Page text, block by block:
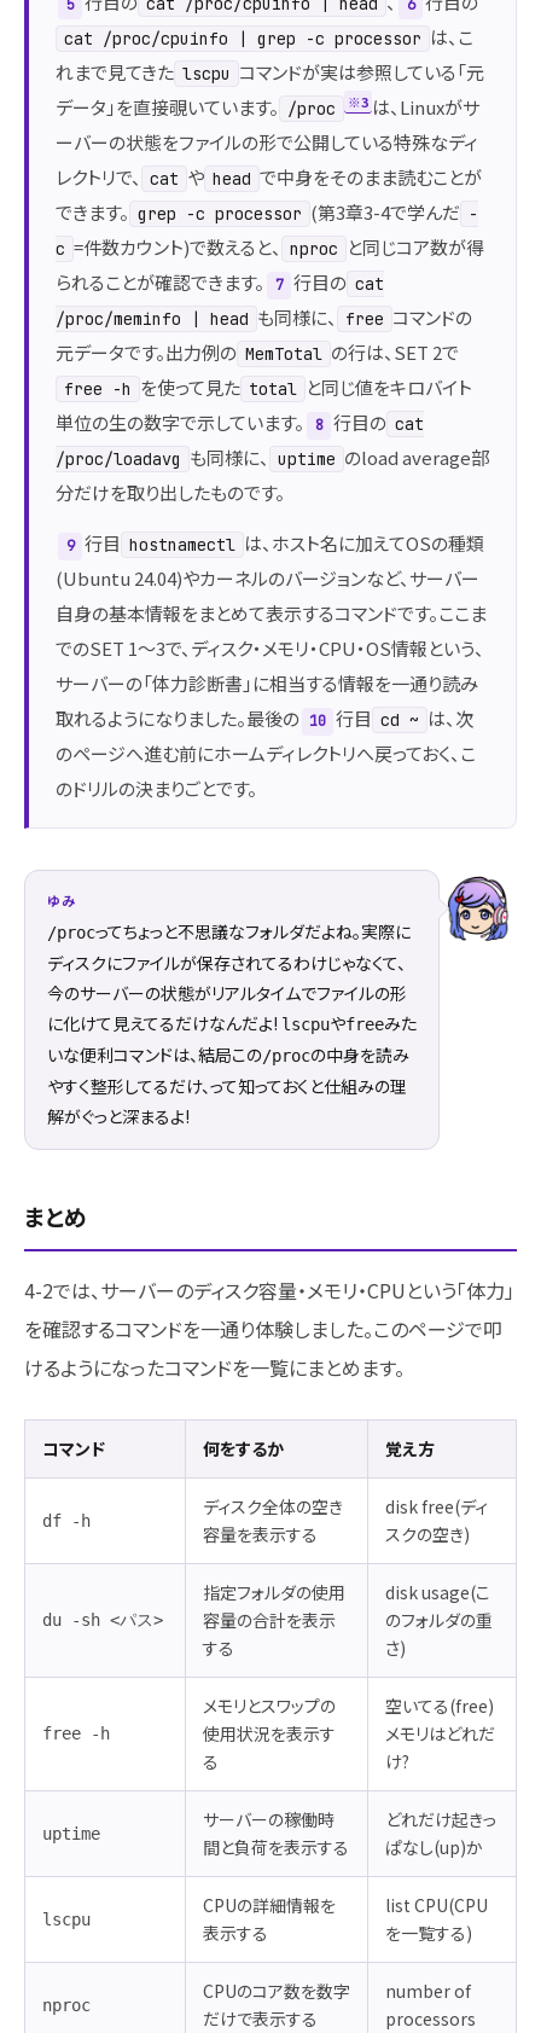
5 6
cat /proc/cpuinfo | grep -c processor は、こ
れまで見てきた lscpu コマンドが実は参照している「元
データ」を直接覗いています。 /proc ※3 は、Linuxがサ
ーバーの状態をファイルの形で公開している特殊なディ
レクトリで、
cat や head で中身をそのまま読むことが
できます。 grep -c processor (第3章3-4で学んだ -
c =件数カウント)で数えると、 nproc
と同じコア数が得
られることが確認できます。
7 行目の cat
/proc/meminfo | head も同様に、 free コマンドの
元データです。出力例の MemTotal の行は、SET 2で
free -h を使って見た total と同じ値をキロバイト
単位の生の数字で示しています。
8 行目の cat
/proc/loadavg も同様に、 uptime のload average部
分だけを取り出したものです。
9 行目 hostnamectl は、ホスト名に加えてOSの種類
(Ubuntu 24.04)やカーネルのバージョンなど、サーバー
自身の基本情報をまとめて表示するコマンドです。ここま
でのSET 1〜3で、ディスク・メモリ・CPU・OS情報という、
サーバーの「体力診断書」に相当する情報を一通り読み
取れるようになりました。最後の
10 行目 cd ~ は、次
のページへ進む前にホームディレクトリへ戻っておく、こ
のドリルの決まりごとです。
ゆみ
/procってちょっと不思議なフォルダだよね。実際に
ディスクにファイルが保存されてるわけじゃなくて、
今のサーバーの状態がリアルタイムでファイルの形
に化けて見えてるだけなんだよ! lscpuやfreeみた
いな便利コマンドは、結局この/procの中身を読み
やすく整形してるだけ、って知っておくと仕組みの理
解がぐっと深まるよ!
まとめ
4-2では、サーバーのディスク容量・メモリ・CPUという「体力」
を確認するコマンドを一通り体験しました。このページで叩
けるようになったコマンドを一覧にまとめます。
コマンド 何をするか 覚え方
df -h
ディスク全体の空き
容量を表示する
disk free(ディ
スクの空き)
du -sh <パス>
指定フォルダの使用
容量の合計を表示
する
disk usage(こ
のフォルダの重
さ)
free -h
メモリとスワップの
使用状況を表示す
る
空いてる(free)
メモリはどれだ
け?
uptime
サーバーの稼働時
間と負荷を表示する
どれだけ起きっ
ぱなし(up)か
lscpu
CPUの詳細情報を
表示する
list CPU(CPU
を一覧する)
nproc
CPUのコア数を数字
だけで表示する
number of
processors